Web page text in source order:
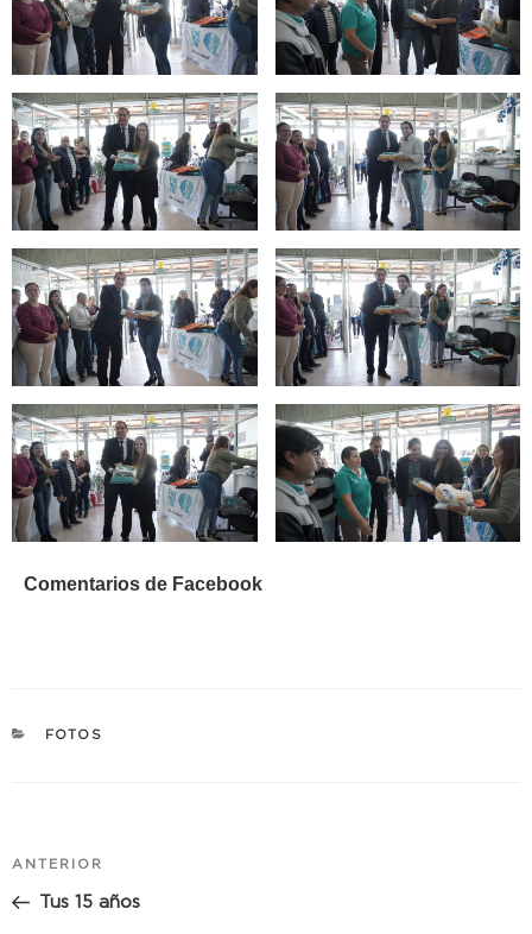
Comentarios de Facebook
CATEGORÍAS
FOTOS
Navegación
Entrada
anterior:
ANTERIOR
Tus 15 años